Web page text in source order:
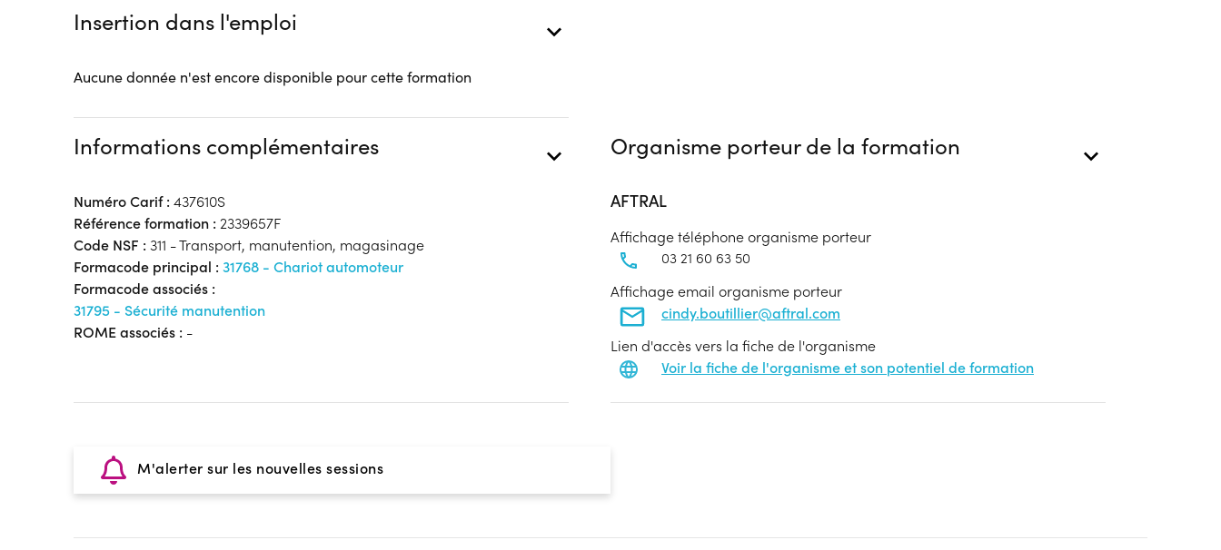
Accès handicap :
Hébergement :Pas d'hébergement
Transport :Pas de transport
Insertion dans l'emploi
Aucune donnée n'est encore disponible pour cette formation
Informations complémentaires
Numéro Carif : 437610S
Référence formation : 2339657F
Code NSF : 311 - Transport, manutention, magasinage
Formacode principal : 31768 - Chariot automoteur
Formacode associés :
31795 - Sécurité manutention
ROME associés : -
Organisme porteur de la formation
AFTRAL
Affichage téléphone organisme porteur
03 21 60 63 50
Affichage email organisme porteur
cindy.boutillier@aftral.com
Lien d'accès vers la fiche de l'organisme
Voir la fiche de l'organisme et son potentiel de formation
M'alerter sur les nouvelles sessions